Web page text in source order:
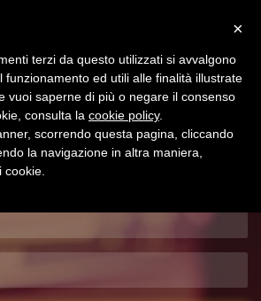
Accedi
×
terzi da questo utilizzati si avvalgono
funzionamento ed utili alle finalità illustrate
vuoi saperne di più o negare il consenso
consulta la cookie policy.
scorrendo questa pagina, cliccando
la navigazione in altra maniera,
cookie.